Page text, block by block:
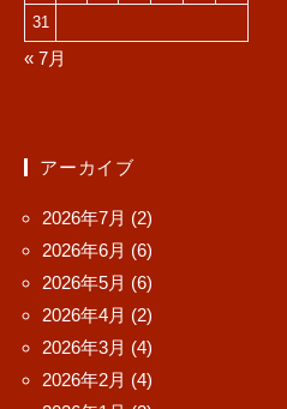
31
« 7月
アーカイブ
2026年7月 (2)
2026年6月 (6)
2026年5月 (6)
2026年4月 (2)
2026年3月 (4)
2026年2月 (4)